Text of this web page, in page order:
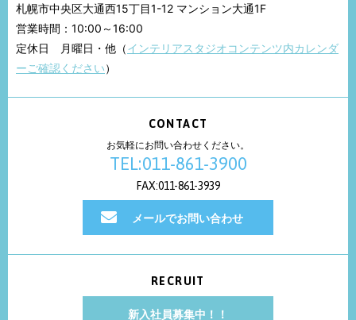
札幌市中央区大通西15丁目1-12 マンション大通1F
営業時間：10:00～16:00
定休日 月曜日・他（インテリアスタジオコンテンツ内カレンダ
ーご確認ください）
CONTACT
お気軽にお問い合わせください。
TEL:011-861-3900
FAX:011-861-3939
メールでお問い合わせ
RECRUIT
新入社員募集中！！